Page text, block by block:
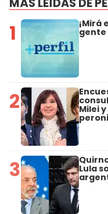
MÁS LEÍDAS DE
1 ¡Mirá
gente
2 Milei
3 Lula